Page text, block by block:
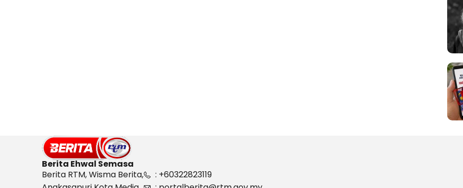
Berita Ehwal Semasa
Berita RTM, Wisma Berita,
: +60322823119